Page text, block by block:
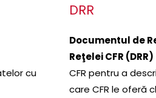
cu
DRR
Documentul de
Reţelei CFR (DRR)
CFR pentru a
care CFR le oferă